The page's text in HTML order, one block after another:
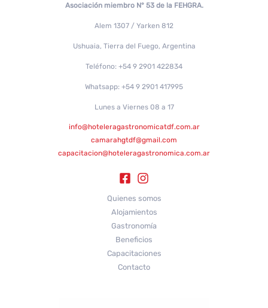
Asociación miembro N° 53 de la FEHGRA.
Alem 1307 / Yarken 812
Ushuaia, Tierra del Fuego, Argentina
Teléfono: +54 9 2901 422834
Whatsapp: +54 9 2901 417995
Lunes a Viernes 08 a 17
info@hoteleragastronomicatdf.com.ar
camarahgtdf@gmail.com
capacitacion@hoteleragastronomica.com.ar
Quienes somos
Alojamientos
Gastronomía
Beneficios
Capacitaciones
Contacto